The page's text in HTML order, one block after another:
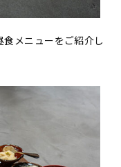
メニューをご紹介し